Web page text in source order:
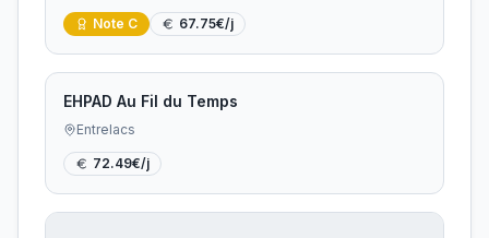
Note C 67.75€/j
EHPAD Au Fil du Temps
Entrelacs
72.49€/j